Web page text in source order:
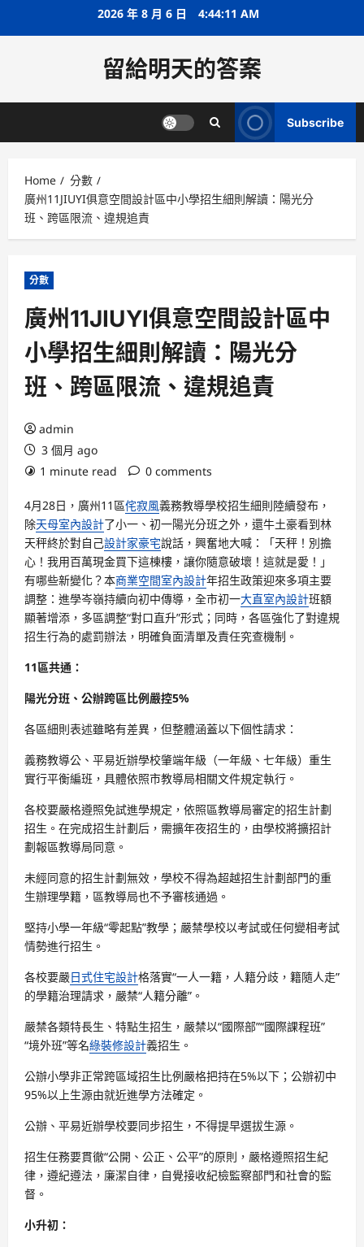
2026 年 8 月 6 日 4:44:11 AM
留給明天的答案
Subscribe
Home
分數
廣州11JIUYI俱意空間設計區中小學招生細則解讀：陽光分
班、跨區限流、違規追責
分數
廣州11JIUYI俱意空間設計區中
小學招生細則解讀：陽光分
班、跨區限流、違規追責
admin
3 個月 ago
1 minute read
0 comments
4月28日，廣州11區侘寂風義務教導學校招生細則陸續發布，
除天母室內設計了小一、初一陽光分班之外，還牛土豪看到林
天秤終於對自己設計家豪宅說話，興奮地大喊：「天秤！別擔
心！我用百萬現金買下這棟樓，讓你隨意破壞！這就是愛！」
有哪些新變化？本商業空間室內設計年招生政策迎來多項主要
調整：進學岑嶺持續向初中傳導，全市初一大直室內設計班額
顯著增添，多區調整“對口直升”形式；同時，各區強化了對違規
招生行為的處罰辦法，明確負面清單及責任究查機制。
11區共通：
陽光分班、公辦跨區比例嚴控5%
各區細則表述雖略有差異，但整體涵蓋以下個性請求：
義務教導公、平易近辦學校肇端年級（一年級、七年級）重生
實行平衡編班，具體依照市教導局相關文件規定執行。
各校要嚴格遵照免試進學規定，依照區教導局審定的招生計劃
招生。在完成招生計劃后，需擴年夜招生的，由學校將擴招計
劃報區教導局同意。
未經同意的招生計劃無效，學校不得為超越招生計劃部門的重
生辦理學籍，區教導局也不予審核通過。
堅持小學一年級“零起點”教學；嚴禁學校以考試或任何變相考試
情勢進行招生。
各校要嚴日式住宅設計格落實“一人一籍，人籍分歧，籍隨人走”
的學籍治理請求，嚴禁“人籍分離”。
嚴禁各類特長生、特點生招生，嚴禁以“國際部”“國際課程班”
“境外班”等名綠裝修設計義招生。
公辦小學非正常跨區域招生比例嚴格把持在5%以下；公辦初中
95%以上生源由就近進學方法確定。
公辦、平易近辦學校要同步招生，不得提早選拔生源。
招生任務要貫徹“公開、公正、公平”的原則，嚴格遵照招生紀
律，遵紀遵法，廉潔自律，自覺接收紀檢監察部門和社會的監
督。
小升初：